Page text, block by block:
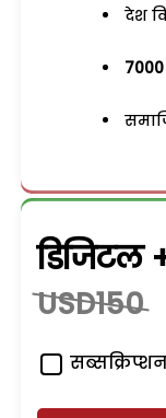
देश
7000
डिजिटल
USD150